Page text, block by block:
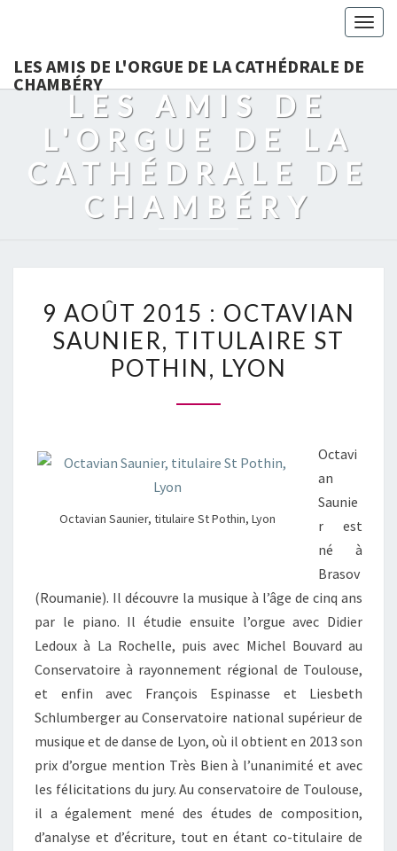
LES AMIS DE L'ORGUE DE LA CATHÉDRALE DE
CHAMBÉRY
LES AMIS DE
L'ORGUE DE LA
CATHÉDRALE DE
CHAMBÉRY
AOÛT
2015
:
ST
9 AOÛT 2015 : OCTAVIAN
SAUNIER, TITULAIRE ST
POTHIN, LYON
Octavian Saunier, titulaire St Pothin, Lyon
Octavi
an
Saunie
r est
né à
Brasov
(Roumanie). Il découvre la musique à l’âge de cinq ans
par le piano. Il étudie ensuite l’orgue avec Didier
Ledoux à La Rochelle, puis avec Michel Bouvard au
Conservatoire à rayonnement régional de Toulouse,
et enfin avec François Espinasse et Liesbeth
Schlumberger au Conservatoire national supérieur de
musique et de danse de Lyon, où il obtient en 2013 son
prix d’orgue mention Très Bien à l’unanimité et avec
les félicitations du jury. Au conservatoire de Toulouse,
il a également mené des études de composition,
d’analyse et d’écriture, tout en étant co-titulaire de